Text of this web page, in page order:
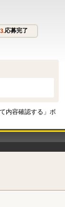
応募完了
内容確認する」ボ